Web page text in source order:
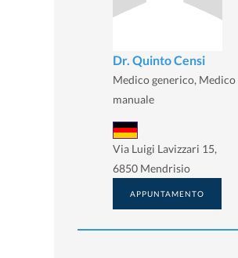
Dr. Quinto Censi
Medico generico, Medico
manuale
Via Luigi Lavizzari 15,
6850 Mendrisio
APPUNTAMENTO